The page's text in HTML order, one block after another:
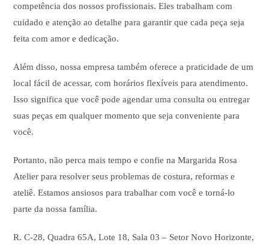
competência dos nossos profissionais. Eles trabalham com
cuidado e atenção ao detalhe para garantir que cada peça seja
feita com amor e dedicação.
Além disso, nossa empresa também oferece a praticidade de um
local fácil de acessar, com horários flexíveis para atendimento.
Isso significa que você pode agendar uma consulta ou entregar
suas peças em qualquer momento que seja conveniente para
você.
Portanto, não perca mais tempo e confie na Margarida Rosa
Atelier para resolver seus problemas de costura, reformas e
ateliê. Estamos ansiosos para trabalhar com você e torná-lo
parte da nossa família.
R. C-28, Quadra 65A, Lote 18, Sala 03 – Setor Novo Horizonte,